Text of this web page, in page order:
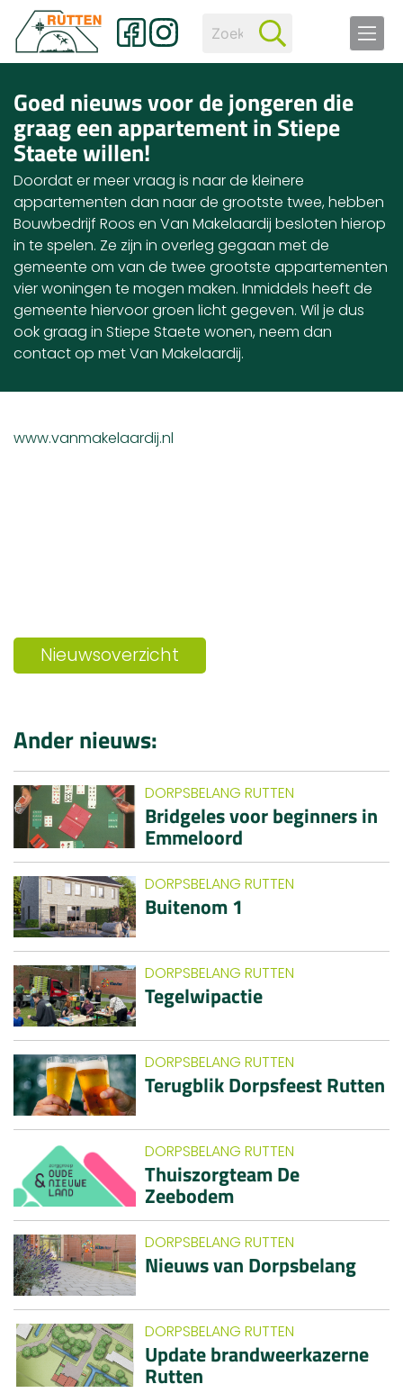
Goed nieuws voor de jongeren die
graag een appartement in Stiepe
Staete willen!
Doordat er meer vraag is naar de kleinere
appartementen dan naar de grootste twee, hebben
Bouwbedrijf Roos en Van Makelaardij besloten hierop
in te spelen. Ze zijn in overleg gegaan met de
gemeente om van de twee grootste appartementen
vier woningen te mogen maken. Inmiddels heeft de
gemeente hiervoor groen licht gegeven. Wil je dus
ook graag in Stiepe Staete wonen, neem dan
contact op met Van Makelaardij.
www.vanmakelaardij.nl
Nieuwsoverzicht
Ander nieuws:
DORPSBELANG RUTTEN
Bridgeles voor beginners in
Emmeloord
DORPSBELANG RUTTEN
Buitenom 1
DORPSBELANG RUTTEN
Tegelwipactie
DORPSBELANG RUTTEN
Terugblik Dorpsfeest Rutten
DORPSBELANG RUTTEN
Thuiszorgteam De
Zeebodem
DORPSBELANG RUTTEN
Nieuws van Dorpsbelang
DORPSBELANG RUTTEN
Update brandweerkazerne
Rutten